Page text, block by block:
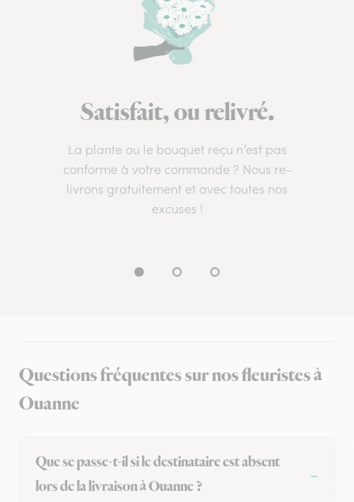
Satisfait, ou relivré.
La plante ou le bouquet reçu n’est pas
conforme à votre commande ? Nous re-
livrons gratuitement et avec toutes nos
excuses !
Questions fréquentes sur nos fleuristes à
Ouanne
Que se passe-t-il si le destinataire est absent
lors de la livraison à Ouanne ?